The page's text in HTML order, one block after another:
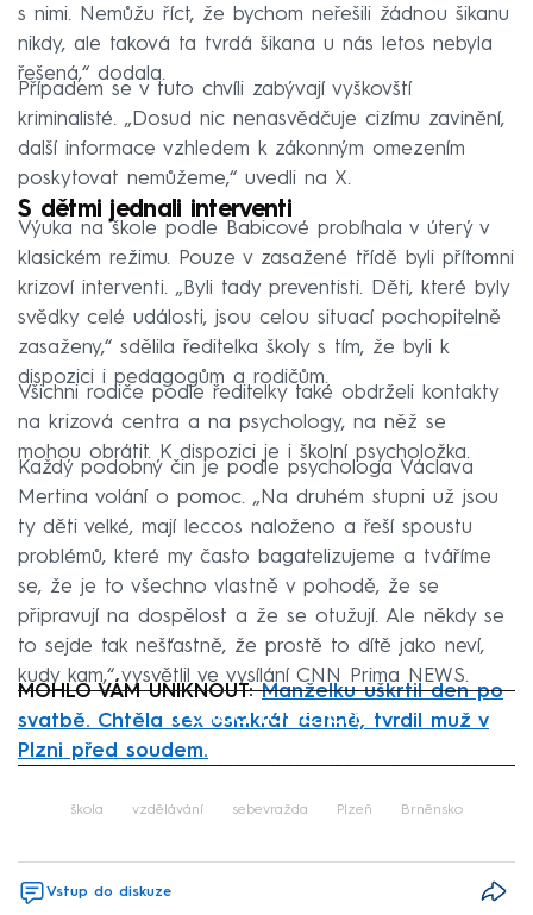
s nimi. Nemůžu říct, že bychom neřešili žádnou šikanu
nikdy, ale taková ta tvrdá šikana u nás letos nebyla
řešená,“ dodala.
Případem se v tuto chvíli zabývají vyškovští
kriminalisté. „Dosud nic nenasvědčuje cizímu zavinění,
další informace vzhledem k zákonným omezením
poskytovat nemůžeme,“ uvedli na X.
S dětmi jednali interventi
Výuka na škole podle Babicové probíhala v úterý v
klasickém režimu. Pouze v zasažené třídě byli přítomni
krizoví interventi. „Byli tady preventisti. Děti, které byly
svědky celé události, jsou celou situací pochopitelně
zasaženy,“ sdělila ředitelka školy s tím, že byli k
dispozici i pedagogům a rodičům.
Všichni rodiče podle ředitelky také obdrželi kontakty
na krizová centra a na psychology, na něž se
mohou obrátit. K dispozici je i školní psycholožka.
Každý podobný čin je podle psychologa Václava
Mertina volání o pomoc. „Na druhém stupni už jsou
ty děti velké, mají leccos naloženo a řeší spoustu
problémů, které my často bagatelizujeme a tváříme
se, že je to všechno vlastně v pohodě, že se
připravují na dospělost a že se otužují. Ale někdy se
to sejde tak nešťastně, že prostě to dítě jako neví,
kudy kam,“ vysvětlil ve vysílání CNN Prima NEWS.
Failed to fetch
MOHLO VÁM UNIKNOUT:Manželku uškrtil den po
svatbě. Chtěla sex osmkrát denně, tvrdil muž v
Plzni před soudem.
škola vzdělávání sebevražda Plzeň Brněnsko
Vstup do diskuze